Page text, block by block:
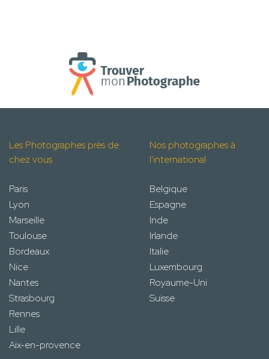
Les Photographes près de
chez vous
Paris
Lyon
Marseille
Toulouse
Bordeaux
Nice
Nantes
Strasbourg
Rennes
Lille
Aix-en-provence
Nos photographes à
l'international
Belgique
Espagne
Inde
Irlande
Italie
Luxembourg
Royaume-Uni
Suisse